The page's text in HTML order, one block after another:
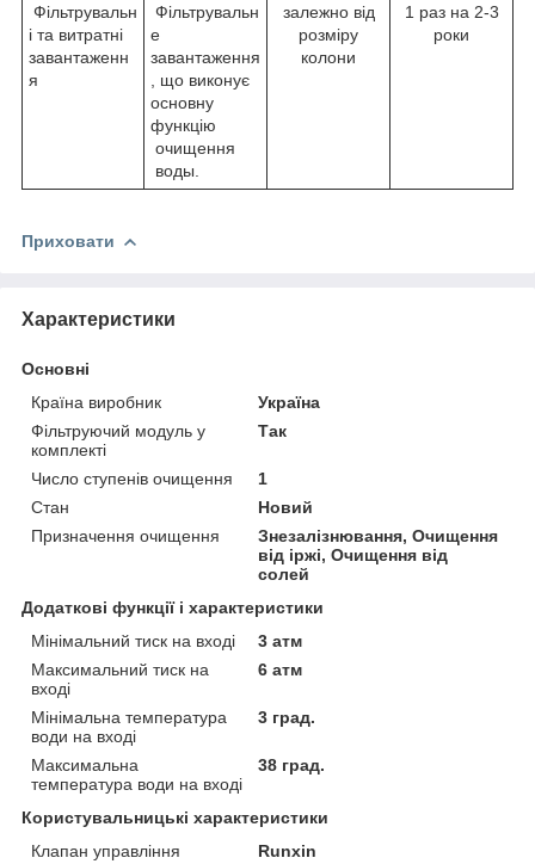
Фільтрувальн
і та витратні
завантаженн
я
Фільтрувальн
е
завантаження
, що виконує
основну
функцію
очищення
воды.
залежно від
розміру
колони
1 раз на 2-3
роки
Приховати
Характеристики
Основні
Країна виробник
Україна
Фільтруючий модуль у
комплекті
Так
Число ступенів очищення
1
Стан
Новий
Призначення очищення
Знезалізнювання, Очищення
від іржі, Очищення від
солей
Додаткові функції і характеристики
Мінімальний тиск на вході
3 атм
Максимальний тиск на
вході
6 атм
Мінімальна температура
води на вході
3 град.
Максимальна
температура води на вході
38 град.
Користувальницькі характеристики
Клапан управління
Runxin